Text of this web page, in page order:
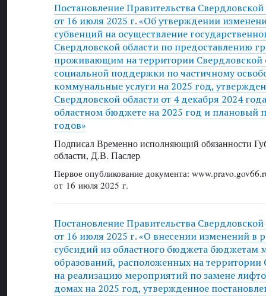
Постановление Правительства
от 16 июля 2025 г. «Об утверждении
субвенций на осуществление
Свердловской области по предоставлению
проживающим на территории Свердловской
социальной поддержки по частичному
коммунальные услуги на 2025 год,
Свердловской области от 4 декабря 2024
областном бюджете на 2025 год и плановый
годов»
Подписал Временно исполняющий обязанности
области, Д.В. Паслер
Первое опубликование документа:
от 16 июля 2025 г.
Постановление Правительства
от 16 июля 2025 г. «О внесении изменений в
субсидий из областного бюджета бюджетам
образований, расположенных на территории
на реализацию мероприятий по замене
домах на 2025 год, утвержденное